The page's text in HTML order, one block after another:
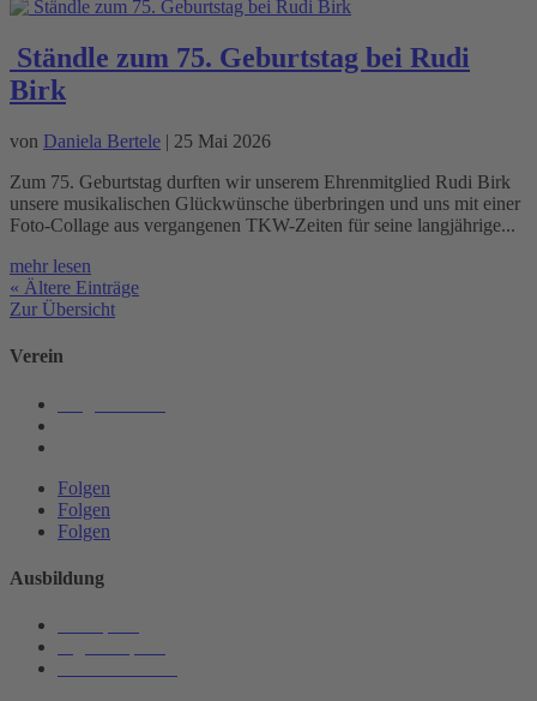
Ständle zum 75. Geburtstag bei Rudi
Birk
von Daniela Bertele | 25 Mai 2026
Zum 75. Geburtstag durften wir unserem Ehrenmitglied Rudi Birk
unsere musikalischen Glückwünsche überbringen und uns mit einer
Foto-Collage aus vergangenen TKW-Zeiten für seine langjährige...
mehr lesen
« Ältere Einträge
Zur Übersicht
Verein
Folgen
Folgen
Folgen
Ausbildung